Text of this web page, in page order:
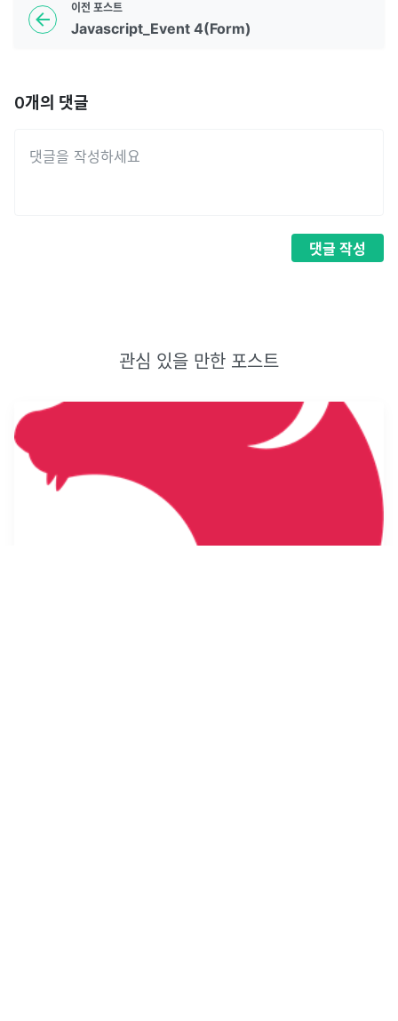
이전 포스트
Javascript_Event 4(Form)
0개의 댓글
댓글 작성
관심 있을 만한 포스트